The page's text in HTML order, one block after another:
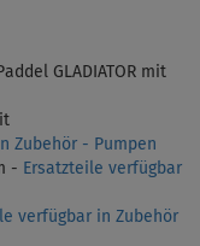
GLADIATOR mit
Zubehör - Pumpen
- Ersatzteile verfügbar
verfügbar in Zubehör